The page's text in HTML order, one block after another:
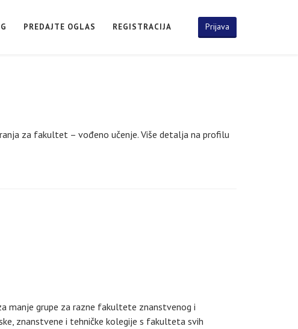
Prijava
PREDAJTE OGLAS REGISTRACIJA
za fakultet – vođeno učenje. Više detalja na profilu
manje grupe za razne fakultete znanstvenog i
znanstvene i tehničke kolegije s fakulteta svih